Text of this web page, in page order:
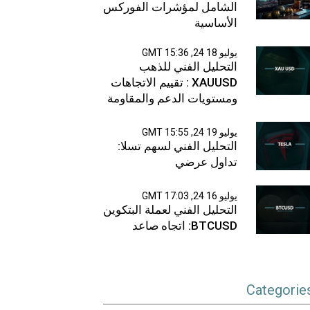
الشامل لمؤشرات الفوركس
الأساسية
يوليو 18 24, 15:36 GMT
التحليل الفني للذهب
XAUUSD : تقييم الاتجاهات
ومستويات الدعم والمقاومة
يوليو 19 24, 15:55 GMT
التحليل الفني لسهم تسلا:
تداول عرضي
يوليو 16 24, 17:03 GMT
التحليل الفني لعملة البتكوين
BTCUSD: اتجاه صاعد